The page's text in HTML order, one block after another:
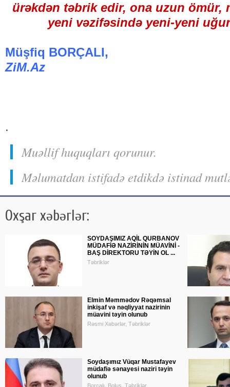
ürəkdən təbrik edir, ona uzun ömür,
yeni vəzifəsində yeni-yeni
Müşfiq BORÇALI,
ZiM.Az
.
Muəllif huquqları qorunur.
Məlumatdan istifadə etdikdə istinad
Oxşar xəbərlər:
SOYDAŞIMIZ AQİL QURBANOV
MÜDAFİƏ NAZİRİNİN MÜAVİNİ -
BAŞ DİREKTORU TƏYİN OL ...
Təbriklər
Elmin Məmmədov Rəqəmsal
inkişaf və nəqliyyat nazirinin
müavini təyin olunub
Rəsmi Xəbərlər, Təbriklər
Soydaşımız Vüqar Mustafayev
müdafiə sənayesi naziri təyin
olunub
Borçalı, Bolus, Təbriklər